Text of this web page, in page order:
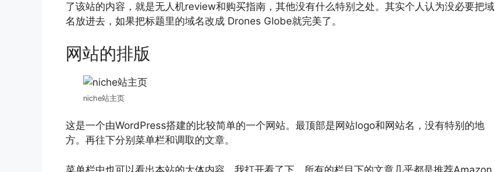
了该站的内容，就是无人机review和购买指南，其他没有什么特别之处。其实个人认为没必要把域
名放进去，如果把标题里的域名改成 Drones Globe就完美了。
网站的排版
niche站主页
这是一个由WordPress搭建的比较简单的一个网站。最顶部是网站logo和网站名，没有特别的地
方。再往下分别菜单栏和调取的文章。
菜单栏中也可以看出本站的大体内容。我打开看了下，所有的栏目下的文章几乎都是推荐Amazon